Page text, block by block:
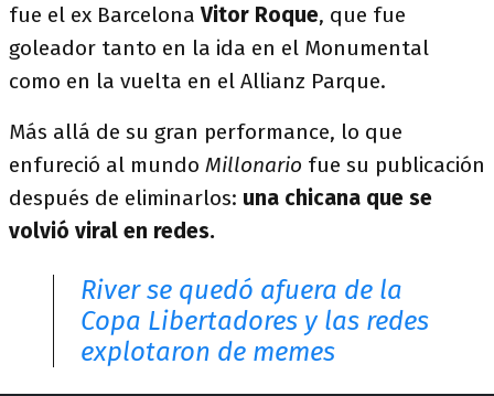
fue el ex BarcelonaVitor Roque, que fue
goleador tanto en la ida en el Monumental
como en la vuelta en el Allianz Parque.
Más allá de su gran performance, lo que
enfureció al mundo Millonario fue su publicación
después de eliminarlos: una chicana que se
volvió viral en redes.
River se quedó afuera de la
Copa Libertadores y las redes
explotaron de memes